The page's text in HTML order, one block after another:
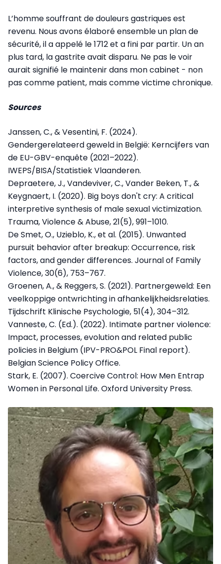
L’homme souffrant de douleurs gastriques est
revenu. Nous avons élaboré ensemble un plan de
sécurité, il a appelé le 1712 et a fini par partir. Un an
plus tard, la gastrite avait disparu. Ne pas le voir
aurait signifié le maintenir dans mon cabinet - non
pas comme patient, mais comme victime chronique.
Sources
Janssen, C., & Vesentini, F. (2024).
Gendergerelateerd geweld in België: Kerncijfers van
de EU-GBV-enquête (2021–2022).
IWEPS/BISA/Statistiek Vlaanderen.
Depraetere, J., Vandeviver, C., Vander Beken, T., &
Keygnaert, I. (2020). Big boys don't cry: A critical
interpretive synthesis of male sexual victimization.
Trauma, Violence & Abuse, 21(5), 991–1010.
De Smet, O., Uzieblo, K., et al. (2015). Unwanted
pursuit behavior after breakup: Occurrence, risk
factors, and gender differences. Journal of Family
Violence, 30(6), 753–767.
Groenen, A., & Reggers, S. (2021). Partnergeweld: Een
veelkoppige ontwrichting in afhankelijkheidsrelaties.
Tijdschrift Klinische Psychologie, 51(4), 304–312.
Vanneste, C. (Ed.). (2022). Intimate partner violence:
Impact, processes, evolution and related public
policies in Belgium (IPV-PRO&POL Final report).
Belgian Science Policy Office.
Stark, E. (2007). Coercive Control: How Men Entrap
Women in Personal Life. Oxford University Press.